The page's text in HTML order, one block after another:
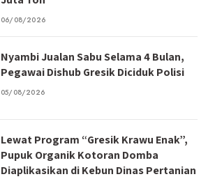
06/08/2026
Nyambi Jualan Sabu Selama 4 Bulan,
Pegawai Dishub Gresik Diciduk Polisi
05/08/2026
Lewat Program “Gresik Krawu Enak”,
Pupuk Organik Kotoran Domba
Diaplikasikan di Kebun Dinas Pertanian